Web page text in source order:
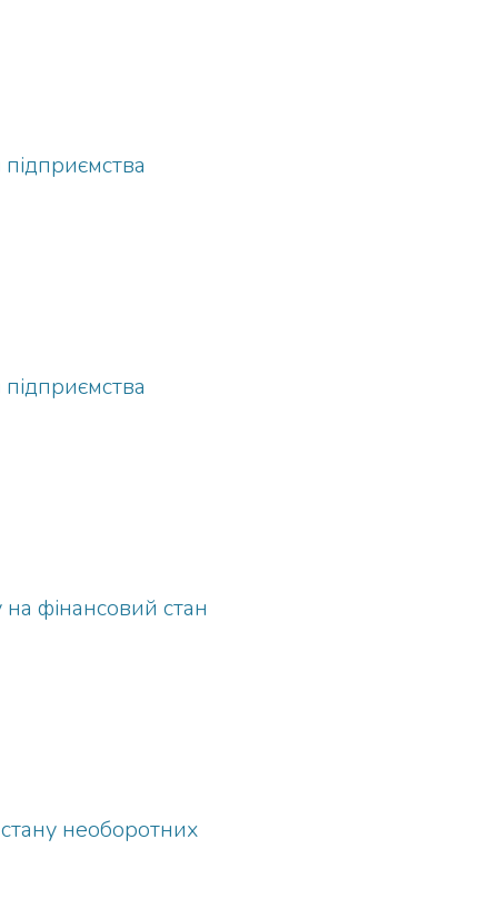
на фінансовий стан
необоротних